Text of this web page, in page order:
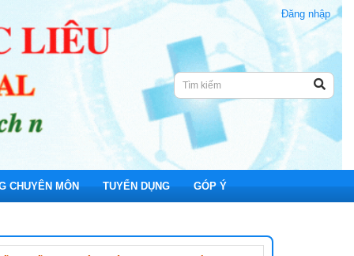
Đăng nhập
CHUYÊN MÔN TUYỂN DỤNG GÓP Ý